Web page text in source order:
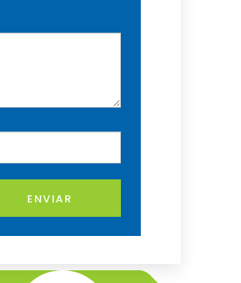
ENVIAR